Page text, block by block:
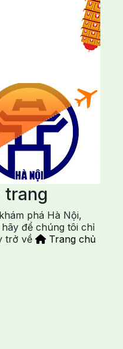
trang
phá Hà Nội,
để chúng tôi chỉ
trở về
Trang chủ